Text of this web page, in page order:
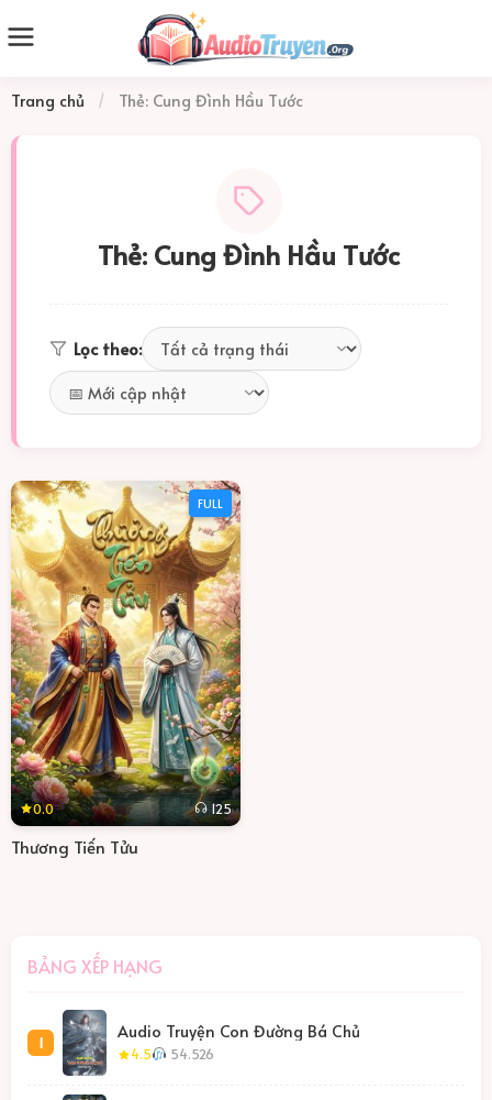
Trang chủ / Thẻ: Cung Đình Hầu Tước
Thẻ: Cung Đình Hầu Tước
Lọc theo:
FULL
0.0 125
Thương Tiến Tửu
BẢNG XẾP HẠNG
1
Audio Truyện Con Đường Bá Chủ
4.5 54.526